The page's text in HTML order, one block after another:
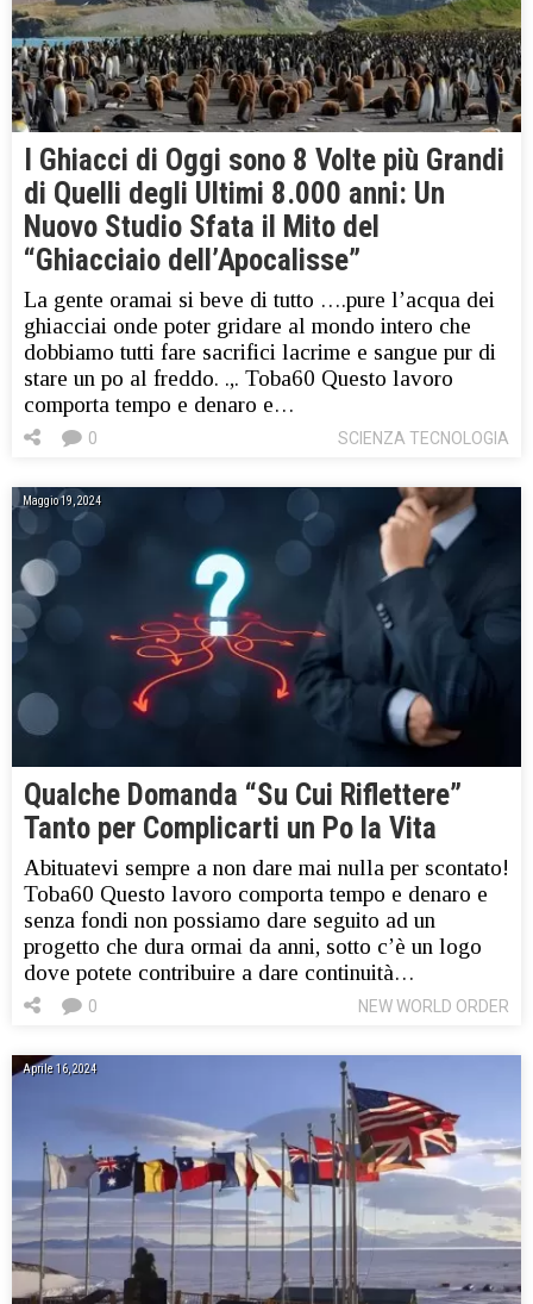
I Ghiacci di Oggi sono 8 Volte più Grandi
di Quelli degli Ultimi 8.000 anni: Un
Nuovo Studio Sfata il Mito del
“Ghiacciaio dell’Apocalisse”
La gente oramai si beve di tutto ….pure l’acqua dei
ghiacciai onde poter gridare al mondo intero che
dobbiamo tutti fare sacrifici lacrime e sangue pur di
stare un po al freddo. .,. Toba60 Questo lavoro
comporta tempo e denaro e…
SCIENZA TECNOLOGIA
0
Maggio 19, 2024
Qualche Domanda “Su Cui Riflettere”
Tanto per Complicarti un Po la Vita
Abituatevi sempre a non dare mai nulla per scontato!
Toba60 Questo lavoro comporta tempo e denaro e
senza fondi non possiamo dare seguito ad un
progetto che dura ormai da anni, sotto c’è un logo
dove potete contribuire a dare continuità…
NEW WORLD ORDER
0
Aprile 16, 2024